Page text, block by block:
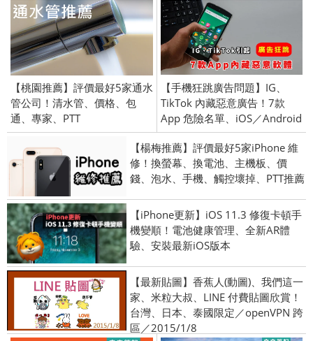
【桃園推薦】評價最好5家通水
管公司！清水管、價格、包
通、專家、PTT
【手機狂跳廣告問題】IG、
TikTok 內藏惡意廣告！7款
App 危險名單、iOS／Android
【楊梅推薦】評價最好5家iPhone 維
修！換螢幕、換電池、主機板、價
錢、泡水、手機、觸控壞掉、PTT推薦
【iPhone更新】iOS 11.3 修復卡頓手
機變順！電池健康管理、全新AR體
驗、安裝最新iOS版本
【最新貼圖】香蕉人(動圖)、我們這一
家、米粒大叔、LINE 付費貼圖欣賞！
台灣、日本、泰國限定／openVPN 跨
區／2015/1/8